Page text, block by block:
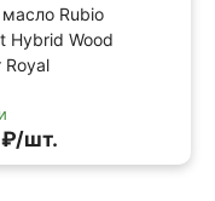
Rubio
Hybrid Wood
Royal
₽/шт.